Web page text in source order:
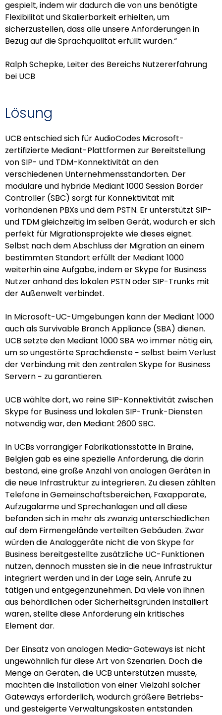
gespielt, indem wir dadurch die von uns benötigte
Flexibilität und Skalierbarkeit erhielten, um
sicherzustellen, dass alle unsere Anforderungen in
Bezug auf die Sprachqualität erfüllt wurden.“
Ralph Schepke, Leiter des Bereichs Nutzererfahrung
bei UCB
Lösung
UCB entschied sich für AudioCodes Microsoft-
zertifizierte Mediant-Plattformen zur Bereitstellung
von SIP- und TDM-Konnektivität an den
verschiedenen Unternehmensstandorten. Der
modulare und hybride Mediant 1000 Session Border
Controller (SBC) sorgt für Konnektivität mit
vorhandenen PBXs und dem PSTN. Er unterstützt SIP-
und TDM gleichzeitig im selben Gerät, wodurch er sich
perfekt für Migrationsprojekte wie dieses eignet.
Selbst nach dem Abschluss der Migration an einem
bestimmten Standort erfüllt der Mediant 1000
weiterhin eine Aufgabe, indem er Skype for Business
Nutzer anhand des lokalen PSTN oder SIP-Trunks mit
der Außenwelt verbindet.
In Microsoft-UC-Umgebungen kann der Mediant 1000
auch als Survivable Branch Appliance (SBA) dienen.
UCB setzte den Mediant 1000 SBA wo immer nötig ein,
um so ungestörte Sprachdienste − selbst beim Verlust
der Verbindung mit den zentralen Skype for Business
Servern − zu garantieren.
UCB wählte dort, wo reine SIP-Konnektivität zwischen
Skype for Business und lokalen SIP-Trunk-Diensten
notwendig war, den Mediant 2600 SBC.
In UCBs vorrangiger Fabrikationsstätte in Braine,
Belgien gab es eine spezielle Anforderung, die darin
bestand, eine große Anzahl von analogen Geräten in
die neue Infrastruktur zu integrieren. Zu diesen zählten
Telefone in Gemeinschaftsbereichen, Faxapparate,
Aufzugalarme und Sprechanlagen und all diese
befanden sich in mehr als zwanzig unterschiedlichen
auf dem Firmengelände verteilten Gebäuden. Zwar
würden die Analoggeräte nicht die von Skype for
Business bereitgestellte zusätzliche UC-Funktionen
nutzen, dennoch mussten sie in die neue Infrastruktur
integriert werden und in der Lage sein, Anrufe zu
tätigen und entgegenzunehmen. Da viele von ihnen
aus behördlichen oder Sicherheitsgründen installiert
waren, stellte diese Anforderung ein kritisches
Element dar.
Der Einsatz von analogen Media-Gateways ist nicht
ungewöhnlich für diese Art von Szenarien. Doch die
Menge an Geräten, die UCB unterstützen musste,
machten die Installation von einer Vielzahl solcher
Gateways erforderlich, wodurch größere Betriebs-
und gesteigerte Verwaltungskosten entstanden.